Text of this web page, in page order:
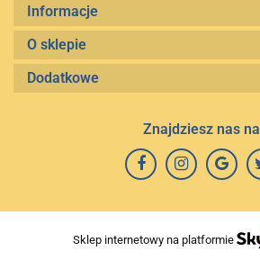
Informacje
O sklepie
Dodatkowe
Znajdziesz nas na
Sklep internetowy na platformie